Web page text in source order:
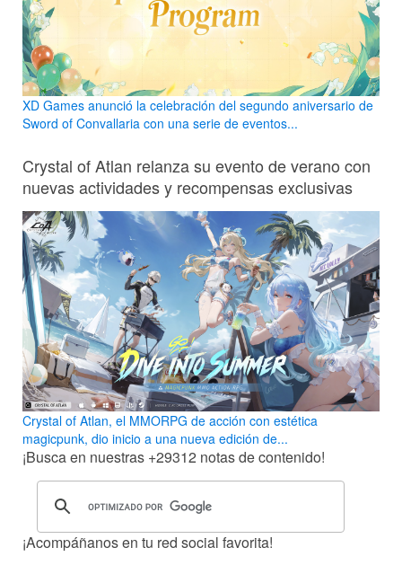
XD Games anunció la celebración del segundo aniversario de
Sword of Convallaria con una serie de eventos...
Crystal of Atlan relanza su evento de verano con
nuevas actividades y recompensas exclusivas
Crystal of Atlan, el MMORPG de acción con estética
magicpunk, dio inicio a una nueva edición de...
¡Busca en nuestras +29312 notas de contenido!
¡Acompáñanos en tu red social favorita!